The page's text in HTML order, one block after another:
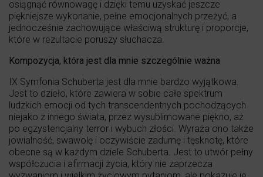
osiągnąć równowagę i dzięki temu uzyskać jeszcze
piękniejsze wykonanie, pełne emocjonalnych przeżyć, a
jednocześnie zachowujące właściwą strukturę i proporcje,
które w rezultacie poruszy słuchacza.
Kompozycja, która jest dla mnie szczególnie ważna
IX Symfonia Schuberta jest dla mnie bardzo wyjątkowa.
Jest to dzieło, które zawiera w sobie całe spektrum
ludzkich emocji od tych transcendentnych pochodzących
niejako z innego świata, przez wysublimowane piękno, aż
po egzystencjalny terror i wybuch złości. Wyraża ono także
jowialność, swawolę i oczywiście zadumę i tęsknotę, które
obecne są w każdym dziele Schuberta. Jest to utwór pełny
współczucia i afirmacji życia, który nie zaprzecza